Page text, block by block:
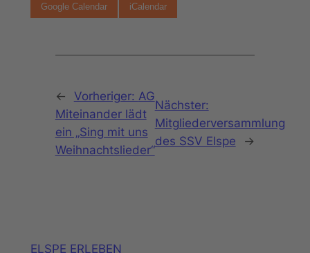
Google Calendar iCalendar
← Vorheriger: AG
Miteinander lädt
ein „Sing mit uns
Weihnachtslieder“
Nächster:
Mitgliederversammlung
des SSV Elspe
→
ELSPE ERLEBEN